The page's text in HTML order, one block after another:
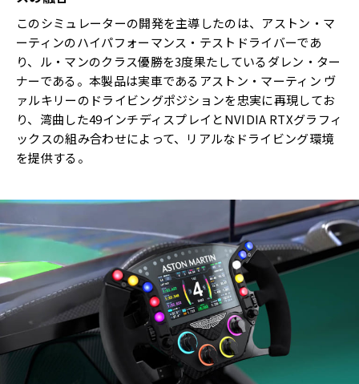
このシミュレーターの開発を主導したのは、アストン・マ
ーティンのハイパフォーマンス・テストドライバーであ
り、ル・マンのクラス優勝を3度果たしているダレン・ター
ナーである。本製品は実車であるアストン・マーティン ヴ
ァルキリーのドライビングポジションを忠実に再現してお
り、湾曲した49インチディスプレイとNVIDIA RTXグラフィ
ックスの組み合わせによって、リアルなドライビング環境
を提供する。